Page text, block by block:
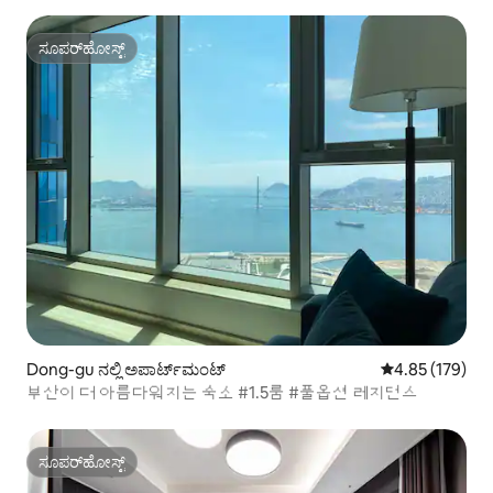
ಸೂಪರ್‌ಹೋಸ್ಟ್
ಸೂಪರ್‌ಹೋಸ್ಟ್
Dong-gu ನಲ್ಲಿ ಅಪಾರ್ಟ್‌ಮಂಟ್ 5 ರಲ್ಲಿ 4.85
4.85 (179)
부산이 더 아름다워지는 숙소 #1.5룸 #풀옵션 레지던스
ಸೂಪರ್‌ಹೋಸ್ಟ್
ಸೂಪರ್‌ಹೋಸ್ಟ್